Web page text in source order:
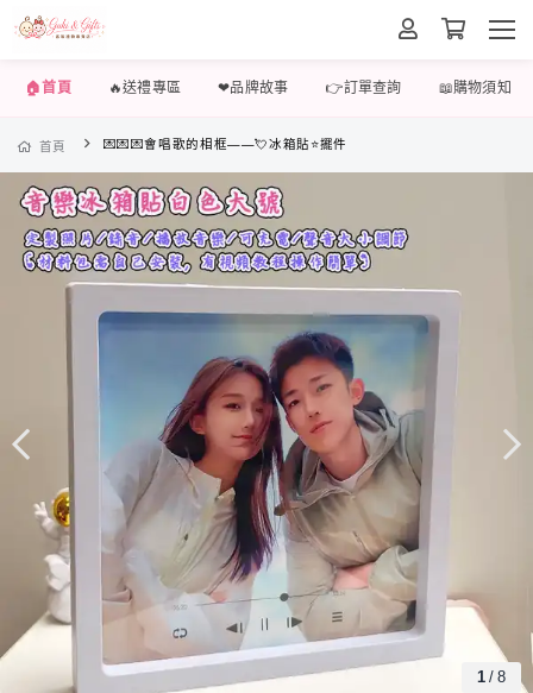
🏠首頁 🔥送禮專區 ❤品牌故事 👉訂單查詢 📖購物須知
首頁 💌💌💌會唱歌的相框——💘冰箱貼⭐擺件
1 / 8